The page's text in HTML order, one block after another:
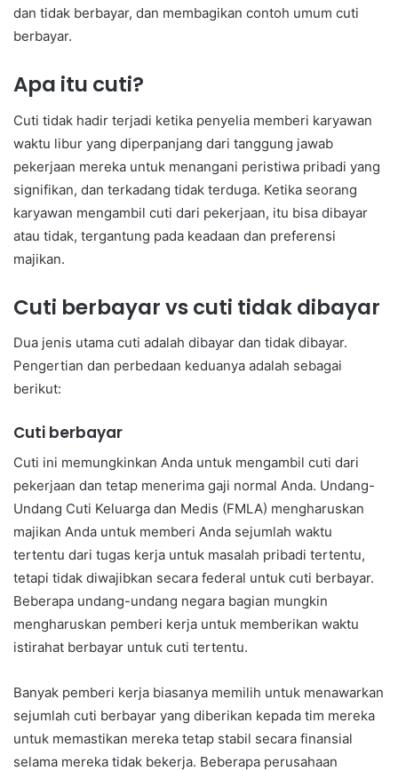
dan tidak berbayar, dan membagikan contoh umum cuti
berbayar.
Apa itu cuti?
Cuti tidak hadir terjadi ketika penyelia memberi karyawan
waktu libur yang diperpanjang dari tanggung jawab
pekerjaan mereka untuk menangani peristiwa pribadi yang
signifikan, dan terkadang tidak terduga. Ketika seorang
karyawan mengambil cuti dari pekerjaan, itu bisa dibayar
atau tidak, tergantung pada keadaan dan preferensi
majikan.
Cuti berbayar vs cuti tidak dibayar
Dua jenis utama cuti adalah dibayar dan tidak dibayar.
Pengertian dan perbedaan keduanya adalah sebagai
berikut:
Cuti berbayar
Cuti ini memungkinkan Anda untuk mengambil cuti dari
pekerjaan dan tetap menerima gaji normal Anda. Undang-
Undang Cuti Keluarga dan Medis (FMLA) mengharuskan
majikan Anda untuk memberi Anda sejumlah waktu
tertentu dari tugas kerja untuk masalah pribadi tertentu,
tetapi tidak diwajibkan secara federal untuk cuti berbayar.
Beberapa undang-undang negara bagian mungkin
mengharuskan pemberi kerja untuk memberikan waktu
istirahat berbayar untuk cuti tertentu.
Banyak pemberi kerja biasanya memilih untuk menawarkan
sejumlah cuti berbayar yang diberikan kepada tim mereka
untuk memastikan mereka tetap stabil secara finansial
selama mereka tidak bekerja. Beberapa perusahaan